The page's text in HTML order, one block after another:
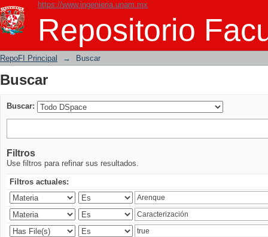
https://www.ingenieria.unam.mx
Repositorio
Buscar
RepoFI Principal → Buscar
Buscar
Buscar:
Filtros
Use filtros para refinar sus resultados.
Filtros actuales: